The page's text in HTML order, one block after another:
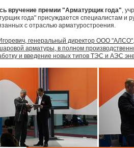
вручение премии "Арматурщик года",
года" присуждается специалистам и
с отраслью арматуростроения.
генеральный директор ООО "АЛСО",
арматуры, в полном
и введение новых типов ТЭС и АЭС